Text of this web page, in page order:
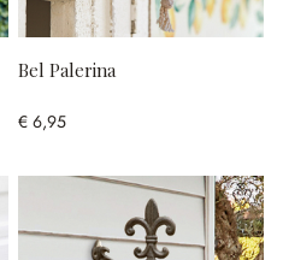
Bel Palerina
€ 6,95